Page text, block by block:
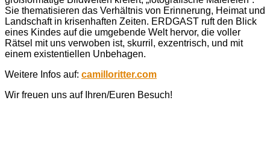
Sie thematisieren das Verhältnis von Erinnerung, Heimat und
Landschaft in krisenhaften Zeiten. ERDGAST ruft den Blick
eines Kindes auf die umgebende Welt hervor, die voller
Rätsel mit uns verwoben ist, skurril, exzentrisch, und mit
einem existentiellen Unbehagen.
Weitere Infos auf: camilloritter.com
Wir freuen uns auf Ihren/Euren Besuch!